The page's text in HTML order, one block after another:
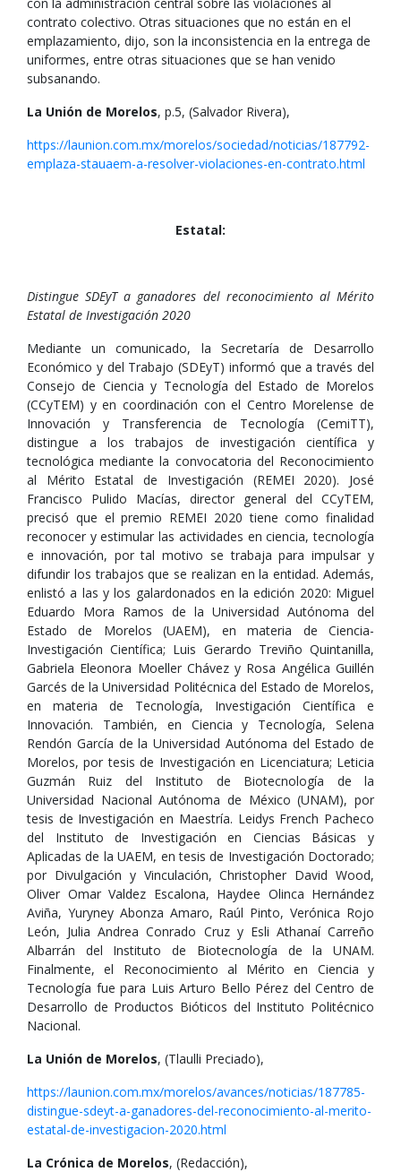
contrato colectivo. Otras situaciones que no están en el
emplazamiento, dijo, son la inconsistencia en la entrega de
uniformes, entre otras situaciones que se han venido
subsanando.
La Unión de Morelos, p.5, (Salvador Rivera),
https://launion.com.mx/morelos/sociedad/noticias/187792-
emplaza-stauaem-a-resolver-violaciones-en-contrato.html
Estatal:
Distingue SDEyT a ganadores del reconocimiento al Mérito
Estatal de Investigación 2020
Mediante un comunicado, la Secretaría de Desarrollo
Económico y del Trabajo (SDEyT) informó que a través del
Consejo de Ciencia y Tecnología del Estado de Morelos
(CCyTEM) y en coordinación con el Centro Morelense de
Innovación y Transferencia de Tecnología (CemiTT),
distingue a los trabajos de investigación científica y
tecnológica mediante la convocatoria del Reconocimiento
al Mérito Estatal de Investigación (REMEI 2020). José
Francisco Pulido Macías, director general del CCyTEM,
precisó que el premio REMEI 2020 tiene como finalidad
reconocer y estimular las actividades en ciencia, tecnología
e innovación, por tal motivo se trabaja para impulsar y
difundir los trabajos que se realizan en la entidad. Además,
enlistó a las y los galardonados en la edición 2020: Miguel
Eduardo Mora Ramos de la Universidad Autónoma del
Estado de Morelos (UAEM), en materia de Ciencia-
Investigación Científica; Luis Gerardo Treviño Quintanilla,
Gabriela Eleonora Moeller Chávez y Rosa Angélica Guillén
Garcés de la Universidad Politécnica del Estado de Morelos,
en materia de Tecnología, Investigación Científica e
Innovación. También, en Ciencia y Tecnología, Selena
Rendón García de la Universidad Autónoma del Estado de
Morelos, por tesis de Investigación en Licenciatura; Leticia
Guzmán Ruiz del Instituto de Biotecnología de la
Universidad Nacional Autónoma de México (UNAM), por
tesis de Investigación en Maestría. Leidys French Pacheco
del Instituto de Investigación en Ciencias Básicas y
Aplicadas de la UAEM, en tesis de Investigación Doctorado;
por Divulgación y Vinculación, Christopher David Wood,
Oliver Omar Valdez Escalona, Haydee Olinca Hernández
Aviña, Yuryney Abonza Amaro, Raúl Pinto, Verónica Rojo
León, Julia Andrea Conrado Cruz y Esli Athanaí Carreño
Albarrán del Instituto de Biotecnología de la UNAM.
Finalmente, el Reconocimiento al Mérito en Ciencia y
Tecnología fue para Luis Arturo Bello Pérez del Centro de
Desarrollo de Productos Bióticos del Instituto Politécnico
Nacional.
La Unión de Morelos, (Tlaulli Preciado),
https://launion.com.mx/morelos/avances/noticias/187785-
distingue-sdeyt-a-ganadores-del-reconocimiento-al-merito-
estatal-de-investigacion-2020.html
La Crónica de Morelos, (Redacción),